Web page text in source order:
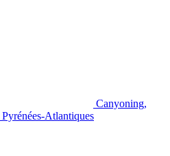
Canyoning,
Atlantiques